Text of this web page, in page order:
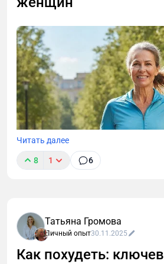
программу тренировок для
для роста мышц и стратегию
учетом гормонов и
Читать далее
8 1 6
Татьяна Громова
Личный опыт30.11.2025
Как похудеть: